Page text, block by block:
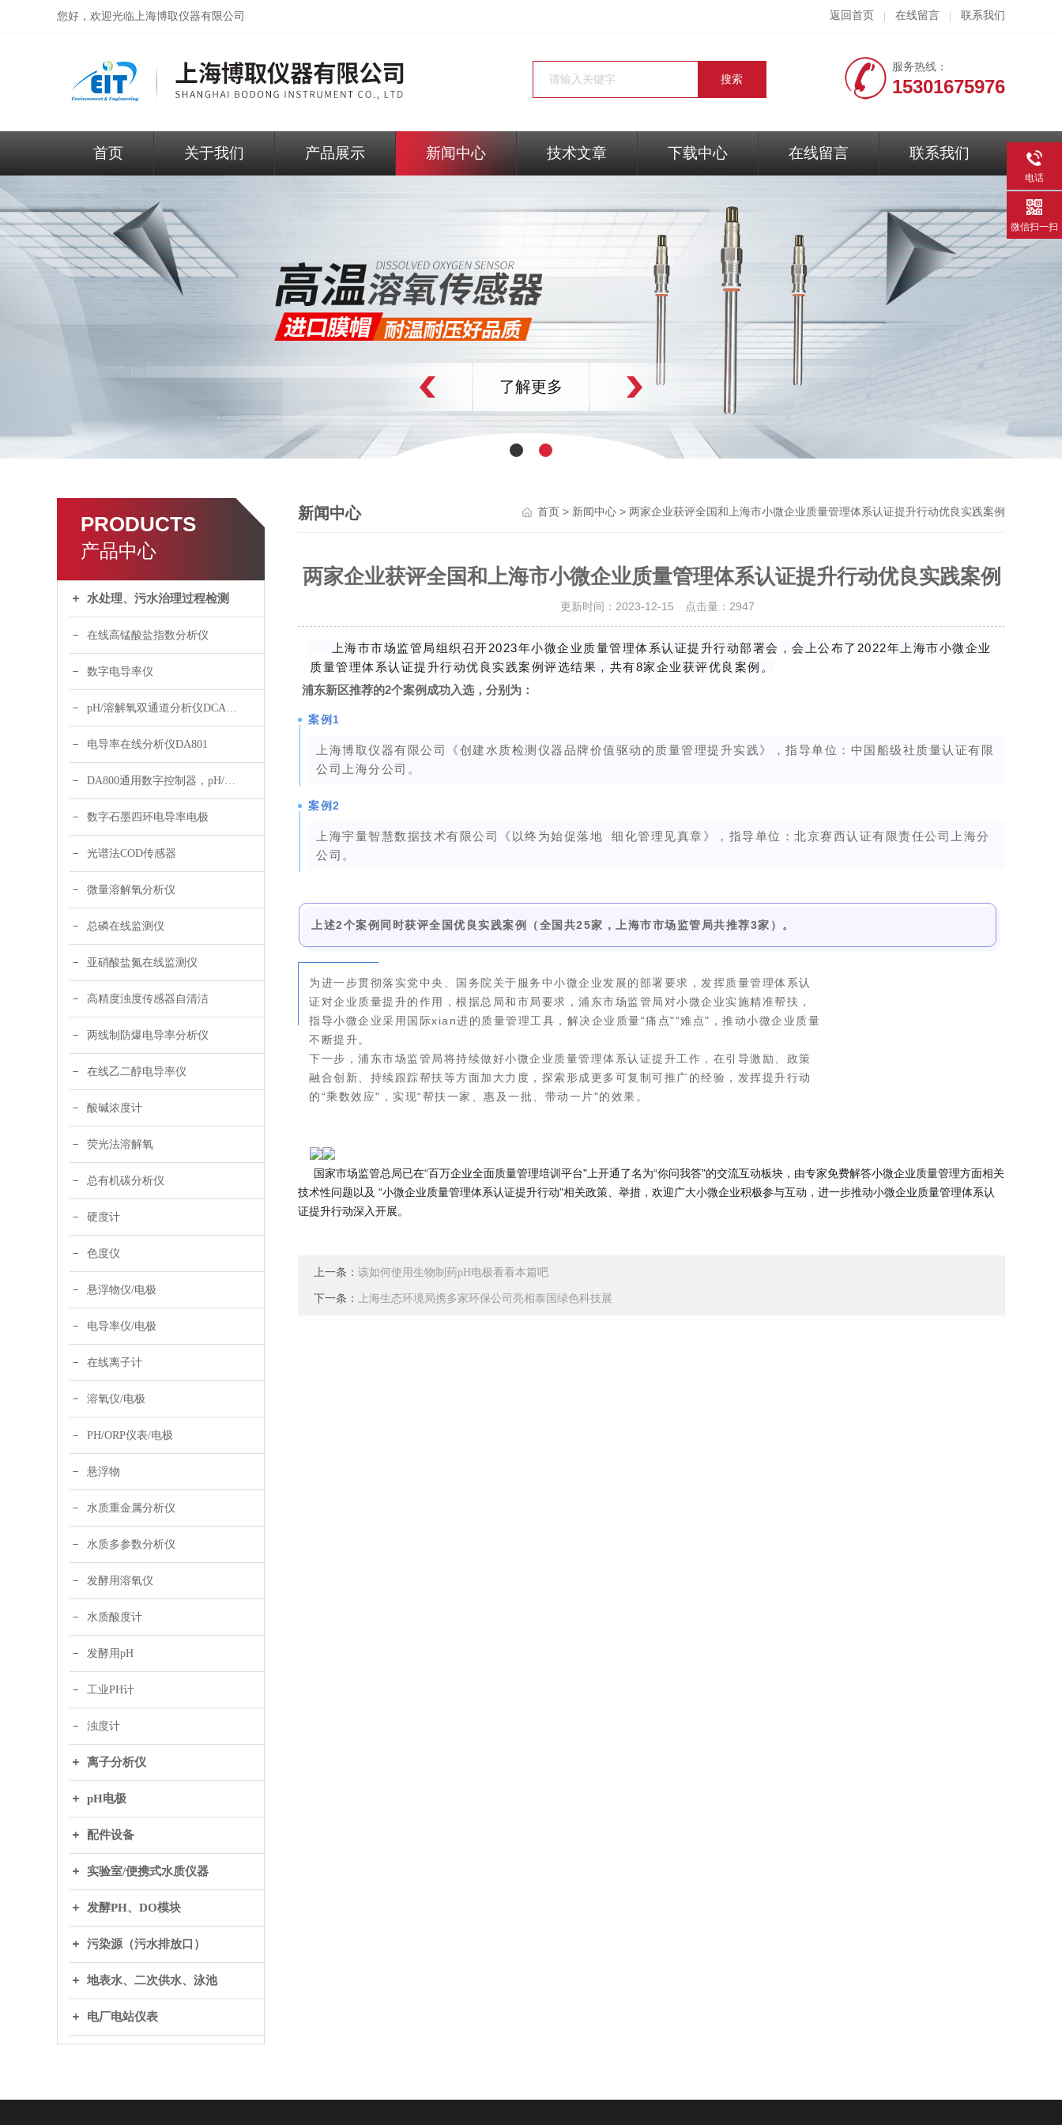
您好，欢迎光临上海博取仪器有限公司 返回首页 在线留言 联系我们
服务热线：
15301675976
首页 关于我们 产品展示 新闻中心 技术文章 下载中心 在线留言 联系我们
了解更多
PRODUCTS
产品中心
水处理、污水治理过程检测
在线高锰酸盐指数分析仪
数字电导率仪
pH/溶解氧双通道分析仪DCA120
电导率在线分析仪DA801
DA800通用数字控制器，pH/DO/ORP多参数
数字石墨四环电导率电极
光谱法COD传感器
微量溶解氧分析仪
总磷在线监测仪
亚硝酸盐氮在线监测仪
高精度浊度传感器自清洁
两线制防爆电导率分析仪
在线乙二醇电导率仪
酸碱浓度计
荧光法溶解氧
总有机碳分析仪
硬度计
色度仪
悬浮物仪/电极
电导率仪/电极
在线离子计
溶氧仪/电极
PH/ORP仪表/电极
悬浮物
水质重金属分析仪
水质多参数分析仪
发酵用溶氧仪
水质酸度计
发酵用pH
工业PH计
浊度计
离子分析仪
pH电极
配件设备
实验室/便携式水质仪器
发酵PH、DO模块
污染源（污水排放口）
地表水、二次供水、泳池
电厂电站仪表
新闻中心 首页 > 新闻中心 > 两家企业获评全国和上海市小微企业质量管理体系认证提升行动优良实践案例​
两家企业获评全国和上海市小微企业质量管理体系认证提升行动优良实践案例​
更新时间：2023-12-15 点击量： 2947
上海市市场监管局组织召开2023年小微企业质量管理体系认证提升行动部署会，会上公布了2022年上海市小微企业
质量管理体系认证提升行动优良实践案例评选结果，共有8家企业获评优良案例。
浦东新区推荐的2个案例成功入选，分别为：
案例1
上海博取仪器有限公司 《创建水质检测仪器品牌价值驱动的质量管理提升实践》， 指导单位：中国船级社质量认证有限
公司上海分公司 。
案例2
上海宇量智慧数据技术有限公司 《 以终为始促落地 细化管理见真章》， 指导单位：北京赛西认证有限责任公司上海分
公司 。
上述2个案例同时获评全国优良实践案例（全国共25家，上海市市场监管局共推荐3家）。
为进一步贯彻落实党中央、国务院关于服务中小微企业发展的部署要求，发挥质量管理体系认
证对企业质量提升的作用，根据总局和市局要求，浦东市场监管局对小微企业实施精准帮扶，
指导小微企业采用国际xian进的质量管理工具，解决企业质量“痛点"“难点"，推动小微企业质量
不断提升。
下一步，浦东市场监管局将持续做好小微企业质量管理体系认证提升工作，在引导激励、政策
融合创新、持续跟踪帮扶等方面加大力度，探索形成更多可复制可推广的经验，发挥提升行动
的“乘数效应"，实现“帮扶一家、惠及一批、带动一片"的效果。
国家市场监管总局已在“百万企业全面质量管理培训平台"上开通了名为“你问我答"的交流互动板块，由专家免费解答小微企业质量管理方面相关
技术性问题以及 “小微企业质量管理体系认证提升行动"相关政策、举措，欢迎广大小微企业积极参与互动，进一步推动小微企业质量管理体系认
证提升行动深入开展。
上一条： 该如何使用生物制药pH电极看看本篇吧
下一条： 上海生态环境局携多家环保公司亮相泰国绿色科技展
电话
微信扫一扫